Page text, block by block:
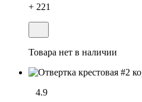
+ 221
Товара нет в наличии
4.9